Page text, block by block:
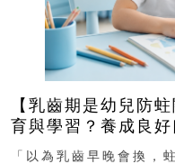
【乳齒期是幼兒防
育與學習？養成良好口腔習慣
瑯質 兒童牙膏防護
「以為乳齒早晚會換，